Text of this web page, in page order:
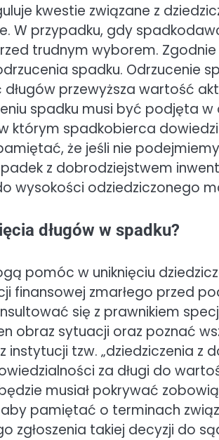
kwestie związane z
W przypadku, gdy
trudnym wyborem.
spadku. Odrzucenie
przewyższa wartość
spadku musi być podjęta
którym spadkobierca
że jeśli nie
z dobrodziejstwem
wysokości odziedziczonego
długów w spadku?
pomóc w uniknięciu
finansowej zmarłego przed
się z prawnikiem
obraz sytuacji oraz poznać
instytucji tzw. „dziedziczenia z
za długi do
musiał pokrywać
pamiętać o terminach
zgłoszenia takiej decyzji do